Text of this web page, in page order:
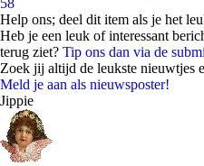
58
Help ons; deel dit item als je het
Heb je een leuk of interessant
terug ziet? Tip ons dan via de
Zoek jij altijd de leukste nieuwtjes
Meld je aan als nieuwsposter!
Jippie